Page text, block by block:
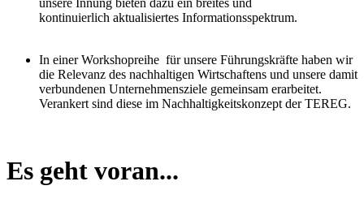
unsere Innung bieten dazu ein breites und
kontinuierlich aktualisiertes Informationsspektrum.
In einer Workshopreihe für unsere Führungskräfte haben wir
die Relevanz des nachhaltigen Wirtschaftens und unsere damit
verbundenen Unternehmensziele gemeinsam erarbeitet.
Verankert sind diese im Nachhaltigkeitskonzept der TEREG.
Es geht voran...